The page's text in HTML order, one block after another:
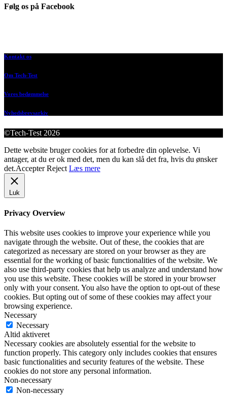
Følg os på Facebook
Kontakt os
Om Tech-Test
Vores bedømmelse
Nyhedsbrevsarkiv
©Tech-Test 2026
Dette website bruger cookies for at forbedre din oplevelse. Vi
antager, at du er ok med det, men du kan slå det fra, hvis du ønsker
det.Accepter Reject Læs mere
Luk
Privacy Overview
This website uses cookies to improve your experience while you
navigate through the website. Out of these, the cookies that are
categorized as necessary are stored on your browser as they are
essential for the working of basic functionalities of the website. We
also use third-party cookies that help us analyze and understand how
you use this website. These cookies will be stored in your browser
only with your consent. You also have the option to opt-out of these
cookies. But opting out of some of these cookies may affect your
browsing experience.
Necessary
Necessary
Altid aktiveret
Necessary cookies are absolutely essential for the website to
function properly. This category only includes cookies that ensures
basic functionalities and security features of the website. These
cookies do not store any personal information.
Non-necessary
Non-necessary